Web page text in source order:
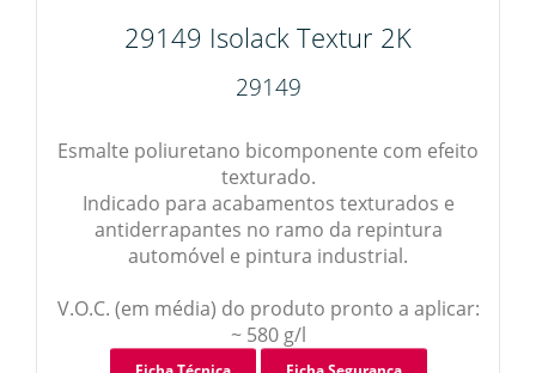
29149 Isolack Textur 2K
29149
Esmalte poliuretano bicomponente com efeito
texturado.
Indicado para acabamentos texturados e
antiderrapantes no ramo da repintura
automóvel e pintura industrial.
V.O.C. (em média) do produto pronto a aplicar:
~ 580 g/l